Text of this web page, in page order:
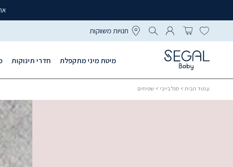
חנויות משווקות
מיטת מיני מתקפלת חדרי תינוקות
עמוד הבית > סגל בייבי > שטיחים